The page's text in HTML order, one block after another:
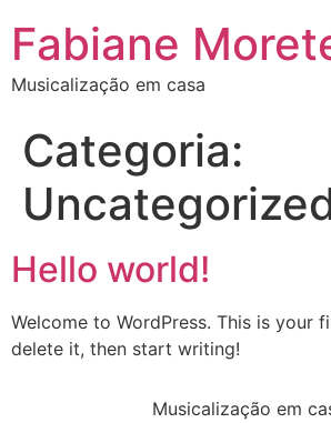
Fabiane
Musicalização em casa
Categoria:
Hello world!
Welcome to WordPress. This is your
delete it, then start writing!
Musicalização em